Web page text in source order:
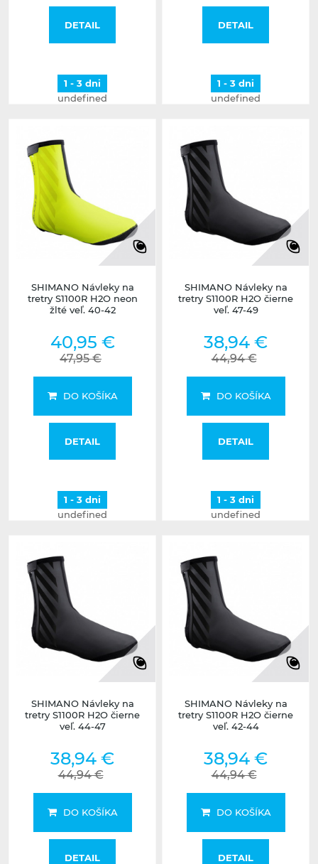
DETAIL
1 - 3 dni
undefined
DETAIL
1 - 3 dni
undefined
SHIMANO Návleky na
tretry S1100R H2O neon
žlté veľ. 40-42
40,95 €
47,95 €
DO KOŠÍKA
DETAIL
1 - 3 dni
undefined
SHIMANO Návleky na
tretry S1100R H2O čierne
veľ. 47-49
38,94 €
44,94 €
DO KOŠÍKA
DETAIL
1 - 3 dni
undefined
SHIMANO Návleky na
tretry S1100R H2O čierne
veľ. 44-47
38,94 €
44,94 €
DO KOŠÍKA
DETAIL
SHIMANO Návleky na
tretry S1100R H2O čierne
veľ. 42-44
38,94 €
44,94 €
DO KOŠÍKA
DETAIL